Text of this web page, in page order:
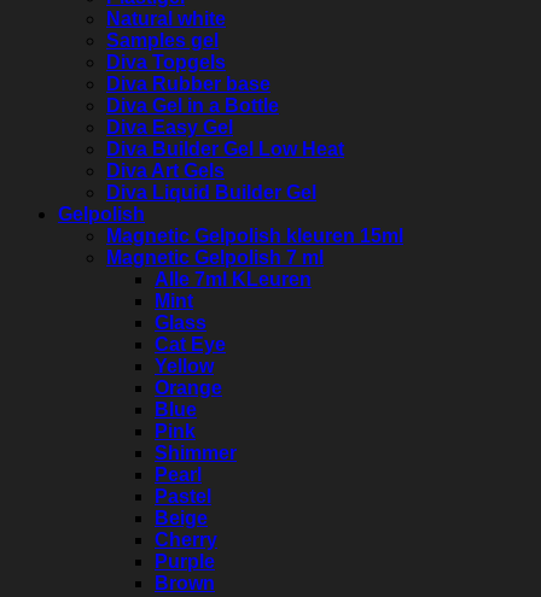
Natural white
Samples gel
Diva Topgels
Diva Rubber base
Diva Gel in a Bottle
Diva Easy Gel
Diva Builder Gel Low Heat
Diva Art Gels
Diva Liquid Builder Gel
Gelpolish
Magnetic Gelpolish kleuren 15ml
Magnetic Gelpolish 7 ml
Alle 7ml KLeuren
Mint
Glass
Cat Eye
Yellow
Orange
Blue
Pink
Shimmer
Pearl
Pastel
Beige
Cherry
Purple
Brown